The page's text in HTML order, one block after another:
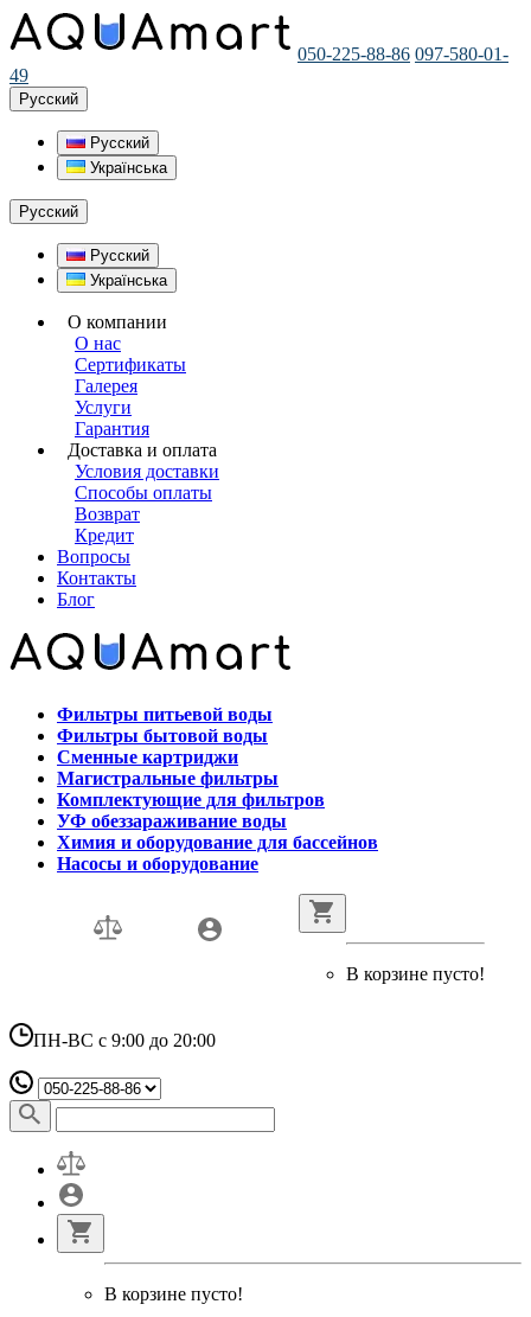
050-225-88-86 097-580-01-
49
Русский
Русский
Українська
Русский
Русский
Українська
О компании
О нас
Сертификаты
Галерея
Услуги
Гарантия
Доставка и оплата
Условия доставки
Способы оплаты
Возврат
Кредит
Вопросы
Контакты
Блог
Фильтры питьевой воды
Фильтры бытовой воды
Сменные картриджи
Магистральные фильтры
Комплектующие для фильтров
УФ обеззараживание воды
Химия и оборудование для бассейнов
Насосы и оборудование
В корзине пусто!
ПН-ВС с 9:00 до 20:00
В корзине пусто!